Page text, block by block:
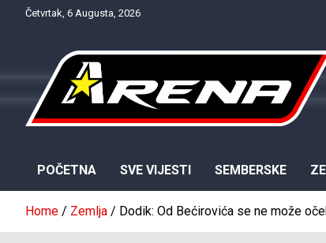
Četvrtak, 6 Augusta, 2026
POČETNA SVE VIJESTI SEMBERSKE
Home Zemlja Dodik: Od Bećirovića se ne može